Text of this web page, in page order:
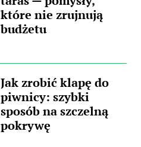
które nie zrujnują
budżetu
Jak zrobić klapę do
piwnicy: szybki
sposób na szczelną
pokrywę